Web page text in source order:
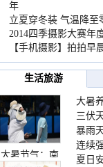
年
立夏穿冬装 气温降至
2014四季摄影大赛年
【手机摄影】拍拍早
生活旅游
大暑节气：南
大暑
三伏
要点
暴雨
险提
连续
灾害
夏日